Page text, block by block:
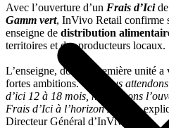
Avec l’ouverture d’un Frais d’Ici
Gamm vert, InVivo Retail confirme
enseigne de distribution
territoires et des producteurs locaux.
L’enseigne, dont la première unité
fortes ambitions. «
Si nous
d’ici 12 à 18 mois, nous visons
Frais d’Ici à l’horizon 2025
« ,
Directeur Général d’InVivo.